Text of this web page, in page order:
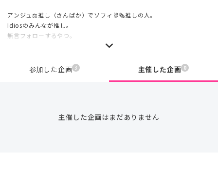
アンジュ⚖️推し（さんばか）でソフィ🐰🗞推しの人。
Idiosのみんなが推し。
無言フォローするやつ。
参加した企画 3 主催した企画 0
主催した企画はまだありません